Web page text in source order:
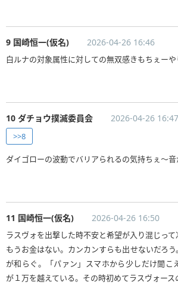
9 国崎恒一(仮名) 2026-04-26 16:46
白ルナの対象属性に対しての無双感きもちぇーや
10 ダチョウ撲滅委員会 2026-04-26 16:47
>>8
ダイゴローの波動でバリアられるの気持ちぇ〜
11 国崎恒一(仮名) 2026-04-26 16:50
ラスヴォを出撃した時不安と希望が入り混じって
もうお金はない。カンカンすらも出せないだろ
が和らぐ。「パァン」スマホから少しだけ聞こ
が１万を越えている。その時初めてラスヴォース